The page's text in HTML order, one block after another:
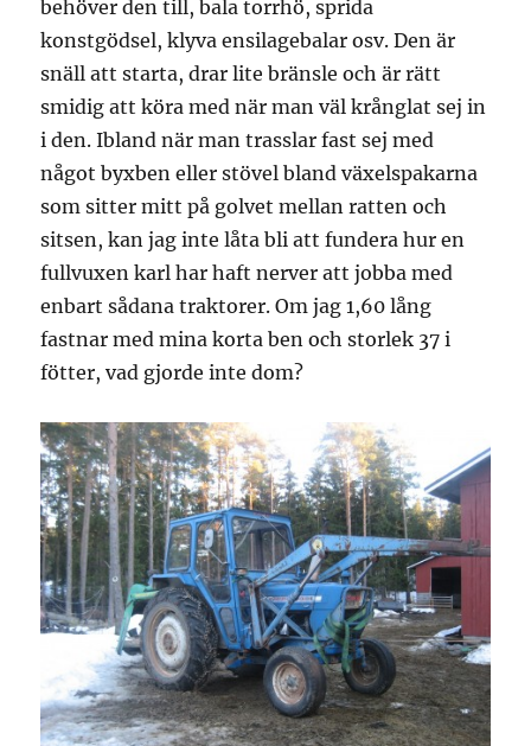
behöver den till, bala torrhö, sprida
konstgödsel, klyva ensilagebalar osv. Den är
snäll att starta, drar lite bränsle och är rätt
smidig att köra med när man väl krånglat sej in
i den. Ibland när man trasslar fast sej med
något byxben eller stövel bland växelspakarna
som sitter mitt på golvet mellan ratten och
sitsen, kan jag inte låta bli att fundera hur en
fullvuxen karl har haft nerver att jobba med
enbart sådana traktorer. Om jag 1,60 lång
fastnar med mina korta ben och storlek 37 i
fötter, vad gjorde inte dom?